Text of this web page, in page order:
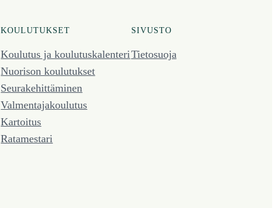
KOULUTUKSET
Koulutus ja koulutus­kalenteri
Nuorison koulutukset
Seura­kehittäminen
Valmentaja­koulutus
Kartoitus
Ratamestari
SIVUSTO
Tietosuoja